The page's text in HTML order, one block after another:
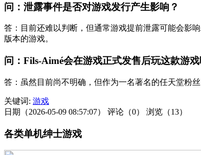
问：泄露事件是否对游戏发行产生影响？
答：目前还难以判断，但通常游戏提前泄露可能会影
版本的游戏。
问：Fils-Aimé会在游戏正式发售后玩这款游戏
答：虽然目前尚不明确，但作为一名著名的任天堂粉
关键词: 游戏
日期（2026-05-09 08:57:07）
评论（0） 浏览（13）
各类单机绅士游戏